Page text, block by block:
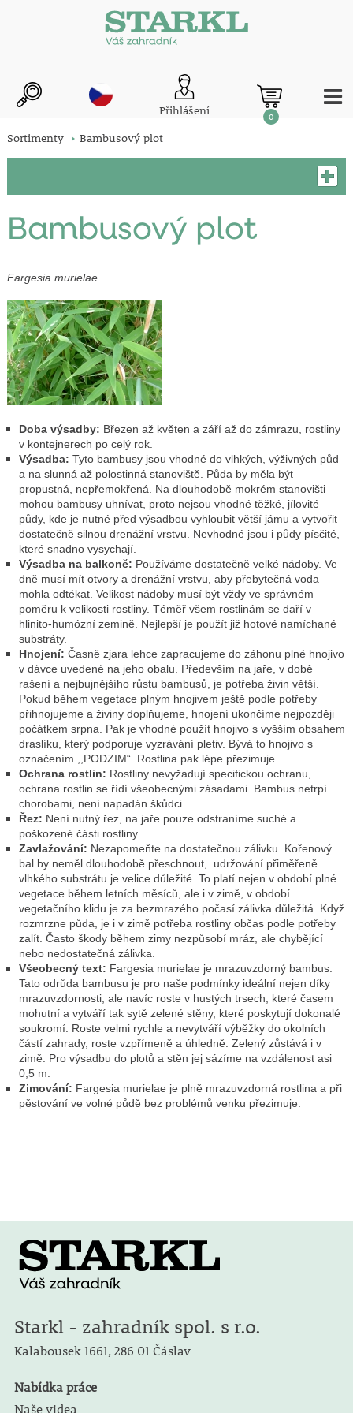
Přihlášení 0
Sortimenty Bambusový plot
Bambusový plot
Fargesia murielae
Doba výsadby: Březen až květen a září až do zámrazu, rostliny
v kontejnerech po celý rok.
Výsadba: Tyto bambusy jsou vhodné do vlhkých, výživných půd
a na slunná až polostinná stanoviště. Půda by měla být
propustná, nepřemokřená. Na dlouhodobě mokrém stanovišti
mohou bambusy uhnívat, proto nejsou vhodné těžké, jílovité
půdy, kde je nutné před výsadbou vyhloubit větší jámu a vytvořit
dostatečně silnou drenážní vrstvu. Nevhodné jsou i půdy písčité,
které snadno vysychají.
Výsadba na balkoně: Používáme dostatečně velké nádoby. Ve
dně musí mít otvory a drenážní vrstvu, aby přebytečná voda
mohla odtékat. Velikost nádoby musí být vždy ve správném
poměru k velikosti rostliny. Téměř všem rostlinám se daří v
hlinito-humózní zemině. Nejlepší je použít již hotové namíchané
substráty.
Hnojení: Časně zjara lehce zapracujeme do záhonu plné hnojivo
v dávce uvedené na jeho obalu. Především na jaře, v době
rašení a nejbujnějšího růstu bambusů, je potřeba živin větší.
Pokud během vegetace plným hnojivem ještě podle potřeby
přihnojujeme a živiny doplňujeme, hnojení ukončíme nejpozději
počátkem srpna. Pak je vhodné použít hnojivo s vyšším obsahem
draslíku, který podporuje vyzrávání pletiv. Bývá to hnojivo s
označením ,,PODZIM“. Rostlina pak lépe přezimuje.
Ochrana rostlin: Rostliny nevyžadují specifickou ochranu,
ochrana rostlin se řídí všeobecnými zásadami. Bambus netrpí
chorobami, není napadán škůdci.
Řez: Není nutný řez, na jaře pouze odstraníme suché a
poškozené části rostliny.
Zavlažování: Nezapomeňte na dostatečnou zálivku. Kořenový
bal by neměl dlouhodobě přeschnout, udržování přiměřeně
vlhkého substrátu je velice důležité. To platí nejen v období plné
vegetace během letních měsíců, ale i v zimě, v období
vegetačního klidu je za bezmrazého počasí zálivka důležitá. Když
rozmrzne půda, je i v zimě potřeba rostliny občas podle potřeby
zalít. Často škody během zimy nezpůsobí mráz, ale chybějící
nebo nedostatečná zálivka.
Všeobecný text: Fargesia murielae je mrazuvzdorný bambus.
Tato odrůda bambusu je pro naše podmínky ideální nejen díky
mrazuvzdornosti, ale navíc roste v hustých trsech, které časem
mohutní a vytváří tak sytě zelené stěny, které poskytují dokonalé
soukromí. Roste velmi rychle a nevytváří výběžky do okolních
částí zahrady, roste vzpřímeně a úhledně. Zelený zůstává i v
zimě. Pro výsadbu do plotů a stěn jej sázíme na vzdálenost asi
0,5 m.
Zimování: Fargesia murielae je plně mrazuvzdorná rostlina a při
pěstování ve volné půdě bez problémů venku přezimuje.
Starkl - zahradník spol. s r.o.
Kalabousek 1661, 286 01 Čáslav
Nabídka práce
Naše videa